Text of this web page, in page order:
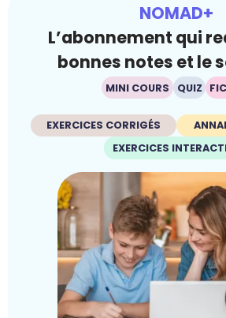
NOMAD+
L’abonnement qui
bonnes notes et le
MINI COURS QUIZ
EXERCICES CORRIGÉS
EXERCICES